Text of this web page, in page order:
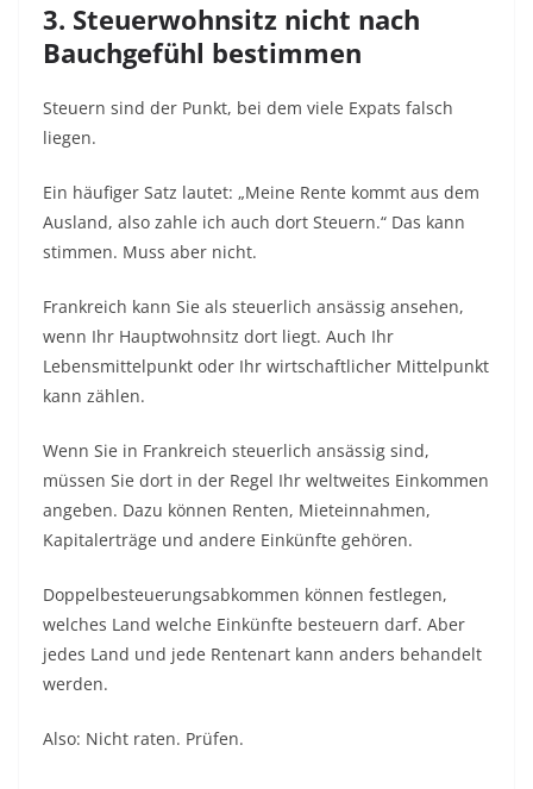
3. Steuerwohnsitz nicht nach
Bauchgefühl bestimmen
Steuern sind der Punkt, bei dem viele Expats falsch
liegen.
Ein häufiger Satz lautet: „Meine Rente kommt aus dem
Ausland, also zahle ich auch dort Steuern.“ Das kann
stimmen. Muss aber nicht.
Frankreich kann Sie als steuerlich ansässig ansehen,
wenn Ihr Hauptwohnsitz dort liegt. Auch Ihr
Lebensmittelpunkt oder Ihr wirtschaftlicher Mittelpunkt
kann zählen.
Wenn Sie in Frankreich steuerlich ansässig sind,
müssen Sie dort in der Regel Ihr weltweites Einkommen
angeben. Dazu können Renten, Mieteinnahmen,
Kapitalerträge und andere Einkünfte gehören.
Doppelbesteuerungsabkommen können festlegen,
welches Land welche Einkünfte besteuern darf. Aber
jedes Land und jede Rentenart kann anders behandelt
werden.
Also: Nicht raten. Prüfen.